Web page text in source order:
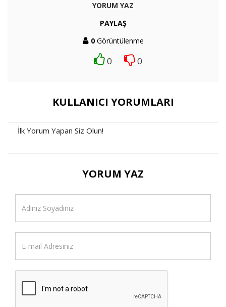
YORUM YAZ
PAYLAŞ
0Görüntülenme
0 0
KULLANICI YORUMLARI
İlk Yorum Yapan Siz Olun!
YORUM YAZ